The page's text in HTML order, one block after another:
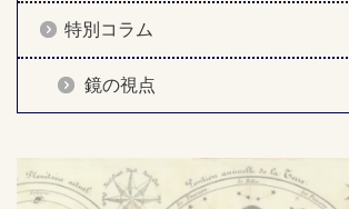
特別コラム
鏡の視点